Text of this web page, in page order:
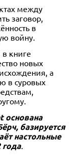
между
заговор,
в
войну.
книге
новых
а
в суровых
основана
базируется
настольные
года.